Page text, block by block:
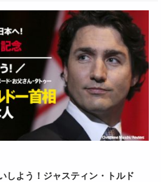
しよう！ジャスティン・トルド